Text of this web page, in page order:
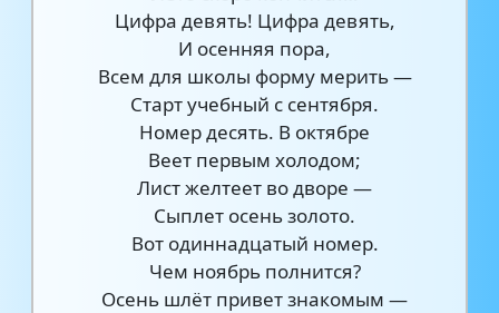
Цифра девять! Цифра девять,
И осенняя пора,
Всем для школы форму мерить —
Старт учебный с сентября.
Номер десять. В октябре
Веет первым холодом;
Лист желтеет во дворе —
Сыплет осень золото.
Вот одиннадцатый номер.
Чем ноябрь полнится?
Осень шлёт привет знакомым —